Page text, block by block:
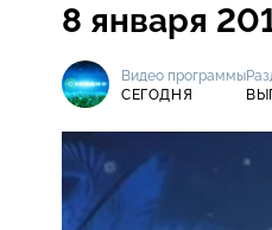
8 января
Видео программы
СЕГОДНЯ